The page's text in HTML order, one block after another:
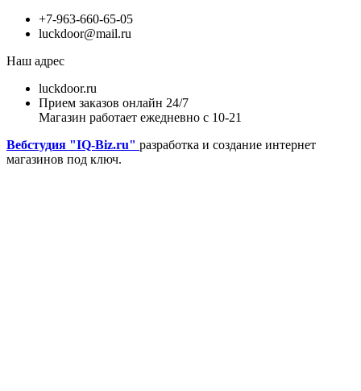
+7-963-660-65-05
luckdoor@mail.ru
Наш адрес
luckdoor.ru
Прием заказов онлайн 24/7
Магазин работает ежедневно с 10-21
Вебстудия "IQ-Biz.ru" разработка и создание интернет
магазинов под ключ.